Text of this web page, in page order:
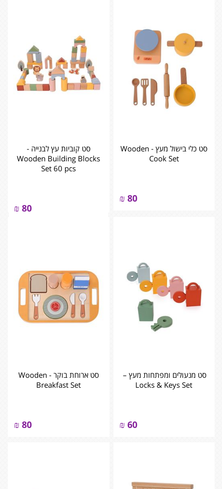
סט כלי בישול מעץ - ‏‏‏‏Wooden
Cook Set
80
₪
סט קוביות עץ לבנייה -
‏‏‏‏Wooden Building Blocks
Set 60 pcs
80
₪
סט מנעולים ומפתחות מעץ – ‏‏‏‏
Locks & Keys Set
60
₪
סט ארוחת בוקר - ‏‏‏‏Wooden
Breakfast Set
80
₪